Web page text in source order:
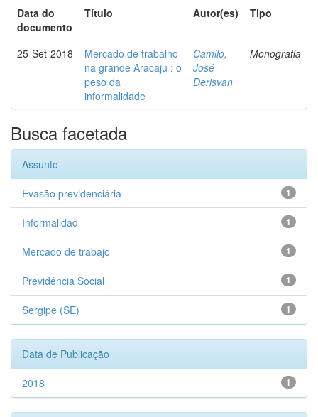
Data do
documento
Título Autor(es) Tipo
25-Set-2018
Mercado de trabalho
na grande Aracaju : o
peso da
informalidade
Camilo,
José
Derisvan
Monografia
Busca facetada
Assunto
1
Evasão previdenciária
1
Informalidad
1
Mercado de trabajo
1
Previdência Social
1
Sergipe (SE)
Data de Publicação
1
2018